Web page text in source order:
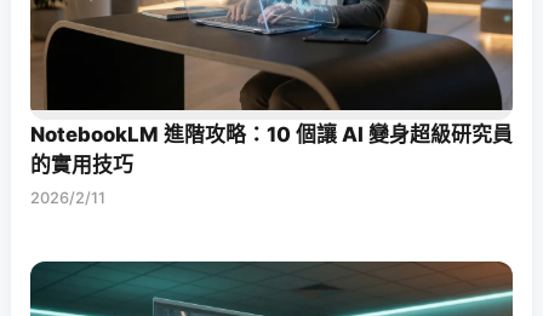
NotebookLM 進階攻略：10 個讓 AI 變身超級研究員
的實用技巧
2026/2/11